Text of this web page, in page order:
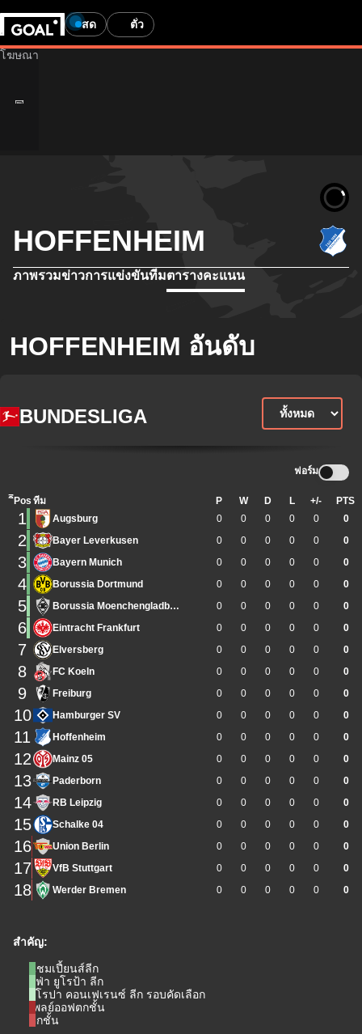
สด ตั๋ว
HOFFENHEIM
ภาพรวมข่าวการแข่งขันทีมตารางคะแนน
HOFFENHEIM อันดับ
BUNDESLIGA
ฟอร์ม
สำคัญ:
แชมเปี้ยนส์ลีก
ยูฟ่า ยูโรป้า ลีก
ยูโรปา คอนเฟเรนซ์ ลีก รอบคัดเลือก
เพลย์ออฟตกชั้น
ตกชั้น
ิีPos ทีม P W D L +/- PTS
1 Augsburg 0 0 0 0 0 0
2 Bayer Leverkusen 0 0 0 0 0 0
3 Bayern Munich 0 0 0 0 0 0
4 Borussia Dortmund 0 0 0 0 0 0
5 Borussia Moenchengladbach 0 0 0 0 0 0
6 Eintracht Frankfurt 0 0 0 0 0 0
7 Elversberg 0 0 0 0 0 0
8 FC Koeln 0 0 0 0 0 0
9 Freiburg 0 0 0 0 0 0
10 Hamburger SV 0 0 0 0 0 0
11 Hoffenheim 0 0 0 0 0 0
12 Mainz 05 0 0 0 0 0 0
13 Paderborn 0 0 0 0 0 0
14 RB Leipzig 0 0 0 0 0 0
15 Schalke 04 0 0 0 0 0 0
16 Union Berlin 0 0 0 0 0 0
17 VfB Stuttgart 0 0 0 0 0 0
18 Werder Bremen 0 0 0 0 0 0